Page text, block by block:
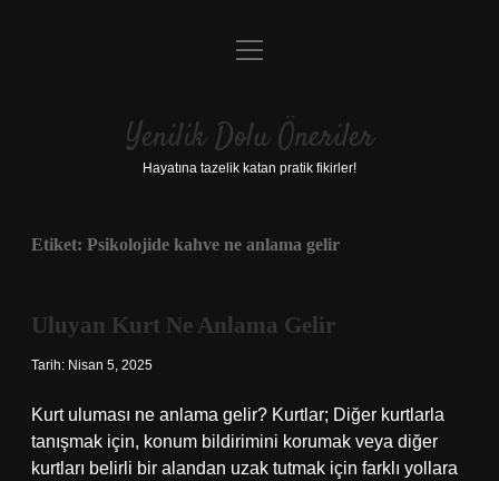
Anasayfa
Yasal Uyarı
menüyü
Yenilik Dolu Öneriler
Hayatına tazelik katan pratik fikirler!
Etiket: Psikolojide kahve ne anlama gelir
Uluyan Kurt Ne Anlama Gelir
Tarih: Nisan 5, 2025
Kurt uluması ne anlama gelir? Kurtlar; Diğer kurtlarla
tanışmak için, konum bildirimini korumak veya diğer
kurtları belirli bir alandan uzak tutmak için farklı yollara